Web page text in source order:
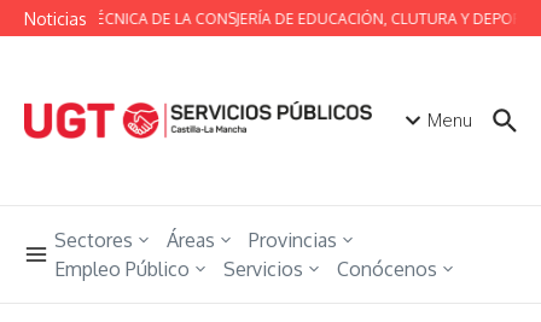
Saltar al contenido
Noticias
MESA TÉCNICA DE LA CONSJERÍA DE EDUCACIÓN, CLUTURA Y
Menu
Sectores Áreas
Provincias
Empleo Público
Servicios Conócenos